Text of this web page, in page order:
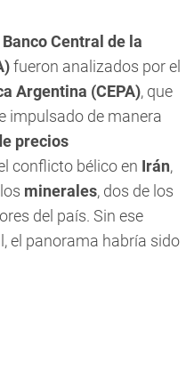
Banco Central de la
fueron analizados por el
Argentina (CEPA), que
impulsado de manera
precios
conflicto bélico en Irán,
minerales, dos de los
del país. Sin ese
el panorama habría sido